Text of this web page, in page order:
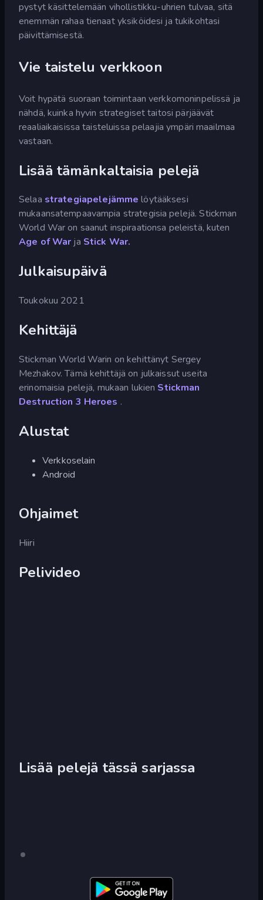
pystyt käsittelemään vihollistikku-uhrien tulvaa, sitä
enemmän rahaa tienaat yksiköidesi ja tukikohtasi
päivittämisestä.
Vie taistelu verkkoon
Voit hypätä suoraan toimintaan verkkomoninpelissä ja
nähdä, kuinka hyvin strategiset taitosi pärjäävät
reaaliaikaisissa taisteluissa pelaajia ympäri maailmaa
vastaan.
Lisää tämänkaltaisia pelejä
Selaa strategiapelejämme löytääksesi
mukaansatempaavampia strategisia pelejä. Stickman
World War on saanut inspiraationsa peleistä, kuten
Age of War ja Stick War.
Julkaisupäivä
Toukokuu 2021
Kehittäjä
Stickman World Warin on kehittänyt Sergey
Mezhakov. Tämä kehittäjä on julkaissut useita
erinomaisia pelejä, mukaan lukien Stickman
Destruction 3 Heroes .
Alustat
Verkkoselain
Android
Ohjaimet
Hiiri
Pelivideo
Lisää pelejä tässä sarjassa
Vain